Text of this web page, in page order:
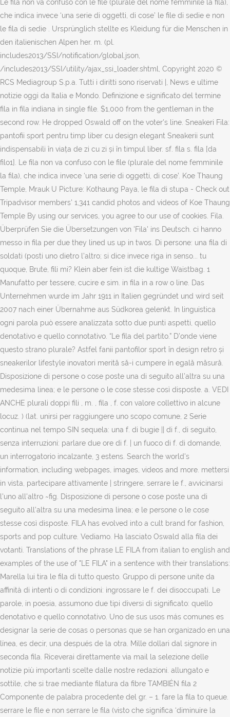
Le fila non va confuso con le file (plurale del nome femminile la fila),
che indica invece ‘una serie di oggetti, di cose’ le file di sedie e non
le fila di sedie . Ursprünglich stellte es Kleidung für die Menschen in
den italienischen Alpen her. m. (pl.
includes2013/SSI/notification/global.json,
/includes2013/SSI/utility/ajax_ssi_loader.shtml, Copyright 2020 ©
RCS Mediagroup S.p.a. Tutti i diritti sono riservati |, News e ultime
notizie oggi da Italia e Mondo. Definizione e significato del termine
fila in fila indiana in single file. $1,000 from the gentleman in the
second row. He dropped Oswald off on the voter's line. Sneakeri Fila:
pantofii sport pentru timp liber cu design elegant Sneakerii sunt
indispensabili în viața de zi cu zi și în timpul liber. sf. fila s. fila [da
filo1]. Le fila non va confuso con le file (plurale del nome femminile
la fila), che indica invece ‘una serie di oggetti, di cose’. Koe Thaung
Temple, Mrauk U Picture: Kothaung Paya, le fila di stupa - Check out
Tripadvisor members' 1,341 candid photos and videos of Koe Thaung
Temple By using our services, you agree to our use of cookies. Fila.
Überprüfen Sie die Übersetzungen von 'Fila' ins Deutsch. ci hanno
messo in fila per due they lined us up in twos. Di persone: una fila di
soldati (posti uno dietro l’altro; si dice invece riga in senso... tu
quoque, Brute, fili mi? Klein aber fein ist die kultige Waistbag. 1
Manufatto per tessere, cucire e sim. in fila in a row o line. Das
Unternehmen wurde im Jahr 1911 in Italien gegründet und wird seit
2007 nach einer Übernahme aus Südkorea gelenkt. In linguistica
ogni parola può essere analizzata sotto due punti aspetti, quello
denotativo e quello connotativo. “Le fila del partito.” D’onde viene
questo strano plurale? Astfel fanii pantofilor sport în design retro și
sneakerilor lifestyle inovatori merită să-i cumpere în egală măsură.
Disposizione di persone o cose poste una di seguito all’altra su una
medesima linea; e le persone o le cose stesse così disposte. a. VEDI
ANCHE plurali doppi fili , m. , fila , f. con valore collettivo in alcune
locuz. ) (lat. unirsi per raggiungere uno scopo comune, 2 Serie
continua nel tempo SIN sequela: una f. di bugie || di f., di seguito,
senza interruzioni: parlare due ore di f. | un fuoco di f. di domande,
un interrogatorio incalzante, 3 estens. Search the world's
information, including webpages, images, videos and more. mettersi
in vista, partecipare attivamente | stringere, serrare le f., avvicinarsi
l'uno all'altro ~fig. Disposizione di persone o cose poste una di
seguito all’altra su una medesima linea; e le persone o le cose
stesse così disposte. FILA has evolved into a cult brand for fashion,
sports and pop culture. Vediamo. Ha lasciato Oswald alla fila dei
votanti. Translations of the phrase LE FILA from italian to english and
examples of the use of "LE FILA" in a sentence with their translations:
Marella lui tira le fila di tutto questo. Gruppo di persone unite da
affinità di intenti o di condizioni: ingrossare le f. dei disoccupati. Le
parole, in poesia, assumono due tipi diversi di significato: quello
denotativo e quello connotativo. Uno de sus usos más comunes es
designar la serie de cosas o personas que se han organizado en una
línea, es decir, una después de la otra. Mille dollari dal signore in
seconda fila. Riceverai direttamente via mail la selezione delle
notizie più importanti scelte dalle nostre redazioni. allungato e
sottile, che si trae mediante filatura da fibre TAMBIÉN fila 2
Componente de palabra procedente del gr. – 1. fare la fila to queue.
serrare le file e non serrare le fila (visto che significa ‘diminuire la